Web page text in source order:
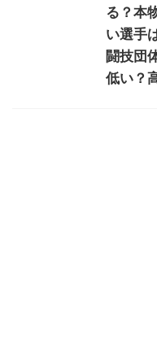
る？本
い選手
闘技団
低い？